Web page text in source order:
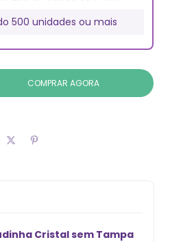
500 unidades ou mais
Cristal sem Tampa